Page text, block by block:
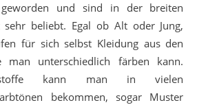
geworden und sind in der breiten
sehr beliebt. Egal ob Alt oder Jung,
für sich selbst Kleidung aus den
man unterschiedlich färben kann.
kann man in vielen
bekommen, sogar Muster